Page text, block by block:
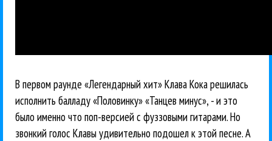
В первом раунде «Легендарный хит» Клава Кока решилась
исполнить балладу «Половинку» «Танцев минус», - и это
было именно что поп-версией с фуззовыми гитарами. Но
звонкий голос Клавы удивительно подошел к этой песне. А